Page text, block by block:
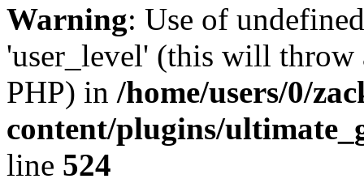
Warning: Use of
'user_level' (this will
PHP) in /home/users/0/
content/plugins/
line 524